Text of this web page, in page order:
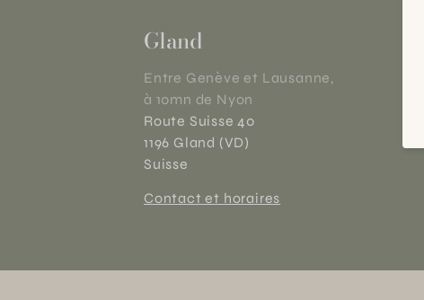
Gland
Entre Genève et Lausanne,
à 10mn de Nyon
Route Suisse 40
1196 Gland (VD)
Suisse
Contact et horaires